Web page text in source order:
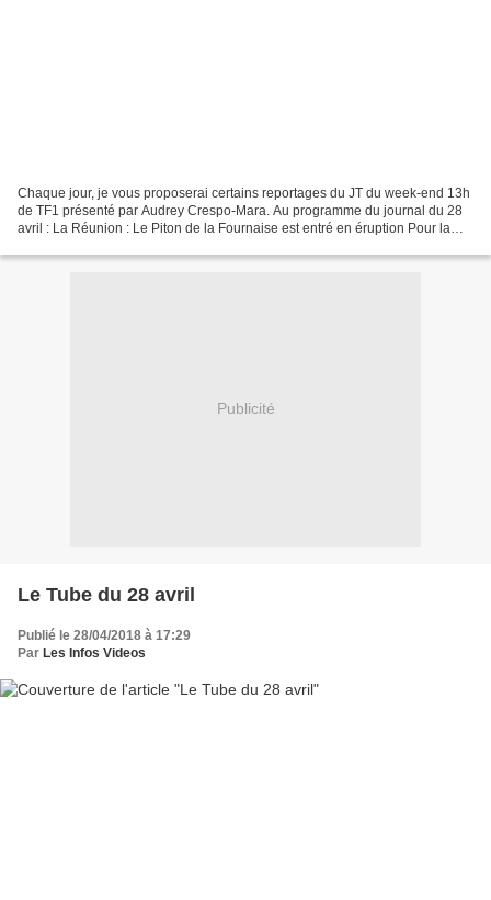
Chaque jour, je vous proposerai certains reportages du JT du week-end 13h
de TF1 présenté par Audrey Crespo-Mara. Au programme du journal du 28
avril : La Réunion : Le Piton de la Fournaise est entré en éruption Pour la
Publicité
Le Tube du 28 avril
Publié le 28/04/2018 à 17:29
Par Les Infos Videos